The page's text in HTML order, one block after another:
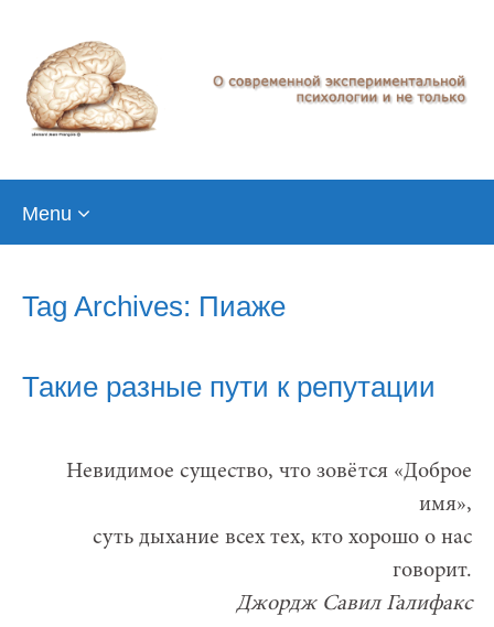
Menu
Tag Archives: Пиаже
Такие разные пути к репутации
Невидимое существо, что зовётся «Доброе
имя»,
суть дыхание всех тех, кто хорошо о нас
говорит.
Джордж Савил Галифакс